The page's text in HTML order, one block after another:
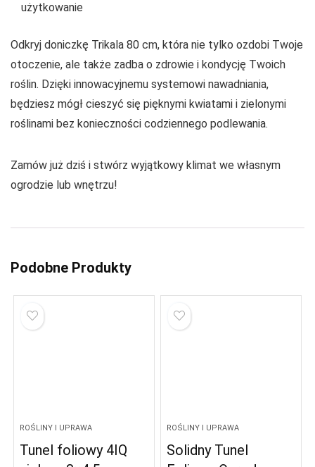
użytkowanie
Odkryj doniczkę Trikala 80 cm, która nie tylko ozdobi Twoje
otoczenie, ale także zadba o zdrowie i kondycję Twoich
roślin. Dzięki innowacyjnemu systemowi nawadniania,
będziesz mógł cieszyć się pięknymi kwiatami i zielonymi
roślinami bez konieczności codziennego podlewania.
Zamów już dziś i stwórz wyjątkowy klimat we własnym
ogrodzie lub wnętrzu!
Podobne Produkty
ROŚLINY I UPRAWA
Tunel foliowy 4IQ
ROŚLINY I UPRAWA
Solidny Tunel